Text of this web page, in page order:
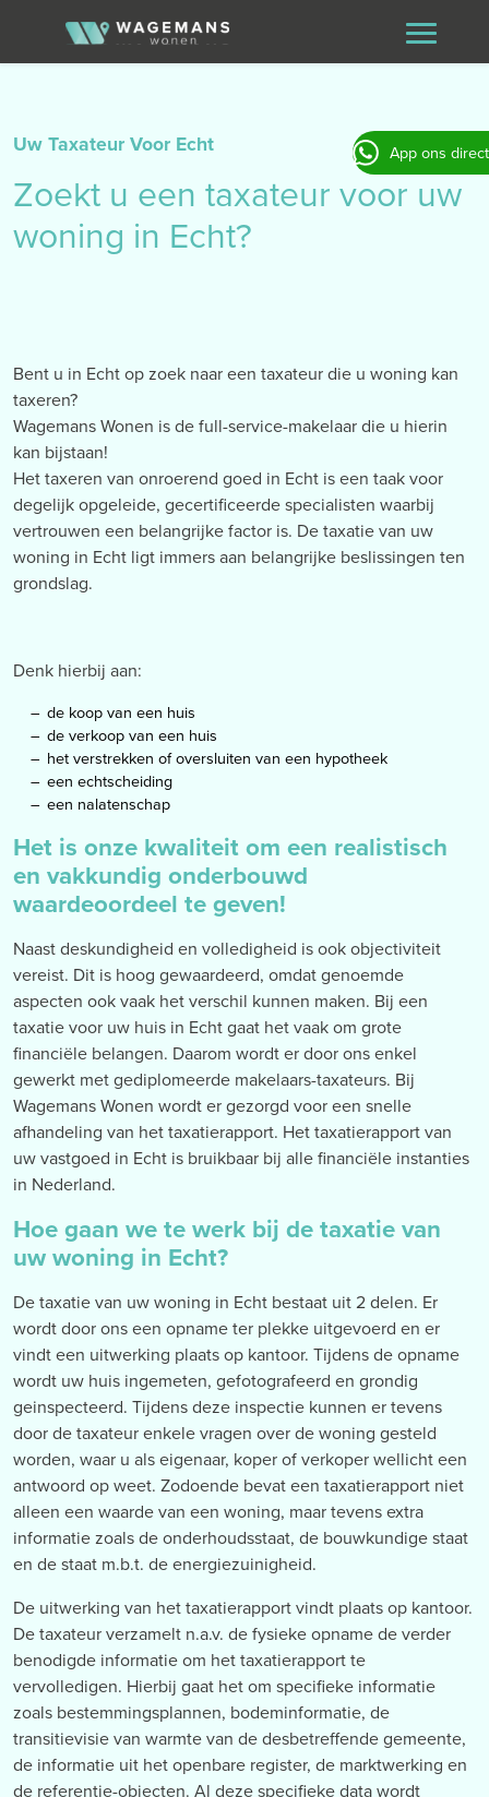
App ons direct
Uw Taxateur Voor Echt
Zoekt u een taxateur voor uw
woning in Echt?
Bent u in Echt op zoek naar een taxateur die u woning kan
taxeren?
Wagemans Wonen is de full-service-makelaar die u hierin
kan bijstaan!
Het taxeren van onroerend goed in Echt is een taak voor
degelijk opgeleide, gecertificeerde specialisten waarbij
vertrouwen een belangrijke factor is. De taxatie van uw
woning in Echt ligt immers aan belangrijke beslissingen ten
grondslag.
Denk hierbij aan:
de koop van een huis
de verkoop van een huis
het verstrekken of oversluiten van een hypotheek
een echtscheiding
een nalatenschap
Het is onze kwaliteit om een realistisch
en vakkundig onderbouwd
waardeoordeel te geven!
Naast deskundigheid en volledigheid is ook objectiviteit
vereist. Dit is hoog gewaardeerd, omdat genoemde
aspecten ook vaak het verschil kunnen maken. Bij een
taxatie voor uw huis in Echt gaat het vaak om grote
financiële belangen. Daarom wordt er door ons enkel
gewerkt met gediplomeerde makelaars-taxateurs. Bij
Wagemans Wonen wordt er gezorgd voor een snelle
afhandeling van het taxatierapport. Het taxatierapport van
uw vastgoed in Echt is bruikbaar bij alle financiële instanties
in Nederland.
Hoe gaan we te werk bij de taxatie van
uw woning in Echt?
De taxatie van uw woning in Echt bestaat uit 2 delen. Er
wordt door ons een opname ter plekke uitgevoerd en er
vindt een uitwerking plaats op kantoor. Tijdens de opname
wordt uw huis ingemeten, gefotografeerd en grondig
geinspecteerd. Tijdens deze inspectie kunnen er tevens
door de taxateur enkele vragen over de woning gesteld
worden, waar u als eigenaar, koper of verkoper wellicht een
antwoord op weet. Zodoende bevat een taxatierapport niet
alleen een waarde van een woning, maar tevens extra
informatie zoals de onderhoudsstaat, de bouwkundige staat
en de staat m.b.t. de energiezuinigheid.
De uitwerking van het taxatierapport vindt plaats op kantoor.
De taxateur verzamelt n.a.v. de fysieke opname de verder
benodigde informatie om het taxatierapport te
vervolledigen. Hierbij gaat het om specifieke informatie
zoals bestemmingsplannen, bodeminformatie, de
transitievisie van warmte van de desbetreffende gemeente,
de informatie uit het openbare register, de marktwerking en
de referentie-objecten. Al deze specifieke data wordt